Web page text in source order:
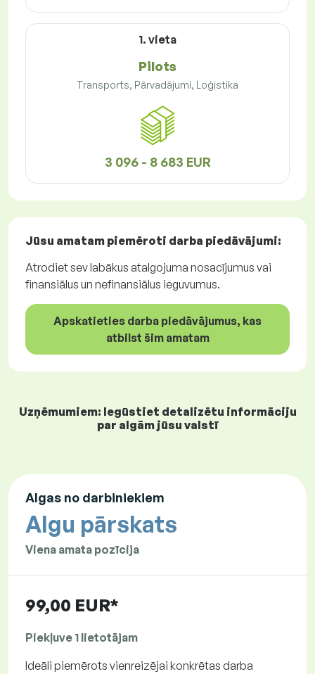
1. vieta
Pilots
Transports, Pārvadājumi, Loģistika
3 096 - 8 683 EUR
Jūsu amatam piemēroti darba piedāvājumi:
Atrodiet sev labākus atalgojuma nosacījumus vai
finansiālus un nefinansiālus ieguvumus.
Apskatieties darba piedāvājumus, kas
atbilst šim amatam
Uzņēmumiem: Iegūstiet detalizētu informāciju
par algām jūsu valstī
Algas no darbiniekiem
Algu pārskats
Viena amata pozīcija
99,00 EUR*
Piekļuve 1 lietotājam
Ideāli piemērots vienreizējai konkrētas darba